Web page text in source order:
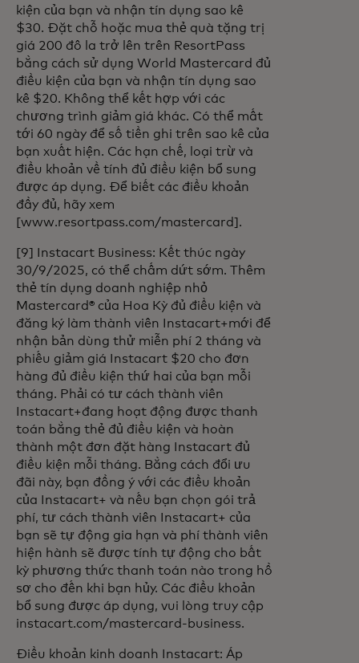
kiện của bạn và nhận tín dụng sao kê
$30. Đặt chỗ hoặc mua thẻ quà tặng trị
giá 200 đô la trở lên trên ResortPass
bằng cách sử dụng World Mastercard đủ
điều kiện của bạn và nhận tín dụng sao
kê $20. Không thể kết hợp với các
chương trình giảm giá khác. Có thể mất
tới 60 ngày để số tiền ghi trên sao kê của
bạn xuất hiện. Các hạn chế, loại trừ và
điều khoản về tính đủ điều kiện bổ sung
được áp dụng. Để biết các điều khoản
đầy đủ, hãy xem
[www.resortpass.com/mastercard].
[9] Instacart Business: Kết thúc ngày
30/9/2025, có thể chấm dứt sớm. Thêm
thẻ tín dụng doanh nghiệp nhỏ
Mastercard® của Hoa Kỳ đủ điều kiện và
đăng ký làm thành viên Instacart+mới để
nhận bản dùng thử miễn phí 2 tháng và
phiếu giảm giá Instacart $20 cho đơn
hàng đủ điều kiện thứ hai của bạn mỗi
tháng. Phải có tư cách thành viên
Instacart+đang hoạt động được thanh
toán bằng thẻ đủ điều kiện và hoàn
thành một đơn đặt hàng Instacart đủ
điều kiện mỗi tháng. Bằng cách đổi ưu
đãi này, bạn đồng ý với các điều khoản
của Instacart+ và nếu bạn chọn gói trả
phí, tư cách thành viên Instacart+ của
bạn sẽ tự động gia hạn và phí thành viên
hiện hành sẽ được tính tự động cho bất
kỳ phương thức thanh toán nào trong hồ
sơ cho đến khi bạn hủy. Các điều khoản
bổ sung được áp dụng, vui lòng truy cập
instacart.com/mastercard-business.
Điều khoản kinh doanh Instacart: Áp